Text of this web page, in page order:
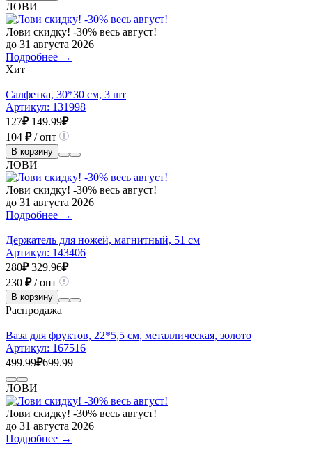
ЛОВИ
Лови скидку! -30% весь август!
до 31 августа 2026
Подробнее →
Хит
Салфетка, 30*30 см, 3 шт
Артикул: 131998
127₽ 149.99₽
104 ₽/ опт
В корзину
ЛОВИ
Лови скидку! -30% весь август!
до 31 августа 2026
Подробнее →
Держатель для ножей, магнитный, 51 см
Артикул: 143406
280₽ 329.96₽
230 ₽/ опт
В корзину
Распродажа
Ваза для фруктов, 22*5,5 см, металлическая, золото
Артикул: 167516
499.99₽699.99
ЛОВИ
Лови скидку! -30% весь август!
до 31 августа 2026
Подробнее →